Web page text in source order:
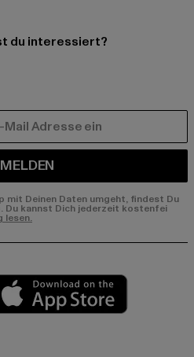
du interessiert?
mit Deinen Daten umgeht, findest Du
Du kannst Dich jederzeit kostenfei
lesen.
market